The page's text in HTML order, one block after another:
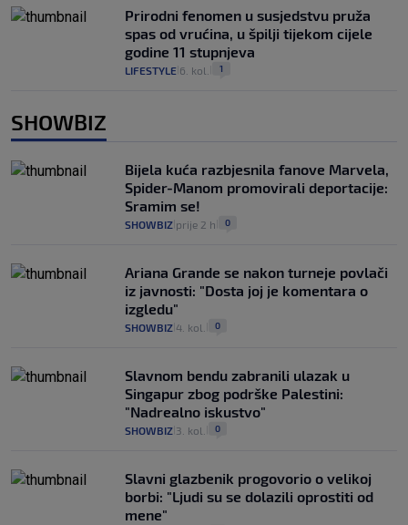
Prirodni fenomen u susjedstvu pruža
spas od vrućina, u špilji tijekom cijele
godine 11 stupnjeva
LIFESTYLE 6. kol. 1
SHOWBIZ
Bijela kuća razbjesnila fanove Marvela,
Spider-Manom promovirali deportacije:
Sramim se!
SHOWBIZ prije 2 h 0
Ariana Grande se nakon turneje povlači
iz javnosti: "Dosta joj je komentara o
izgledu"
SHOWBIZ 4. kol. 0
Slavnom bendu zabranili ulazak u
Singapur zbog podrške Palestini:
"Nadrealno iskustvo"
SHOWBIZ 3. kol. 0
Slavni glazbenik progovorio o velikoj
borbi: "Ljudi su se dolazili oprostiti od
mene"